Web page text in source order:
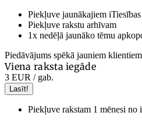
Piekļuve jaunākajiem
Piekļuve rakstu arhīvam
1x nedēļā jaunāko tēmu
Piedāvājums spēkā jauniem klientiem
Viena raksta iegāde
3 EUR / gab.
Lasīt!
Piekļuve rakstam 1 mēnesi no